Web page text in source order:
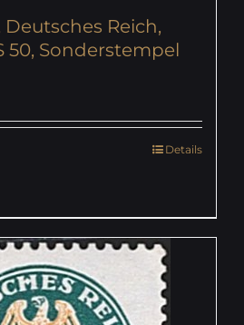
Reich,
50, Sonderstempel
Details